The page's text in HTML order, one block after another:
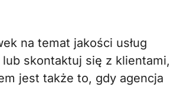
na temat jakości usług
skontaktuj się z klientami,
jest także to, gdy agencja